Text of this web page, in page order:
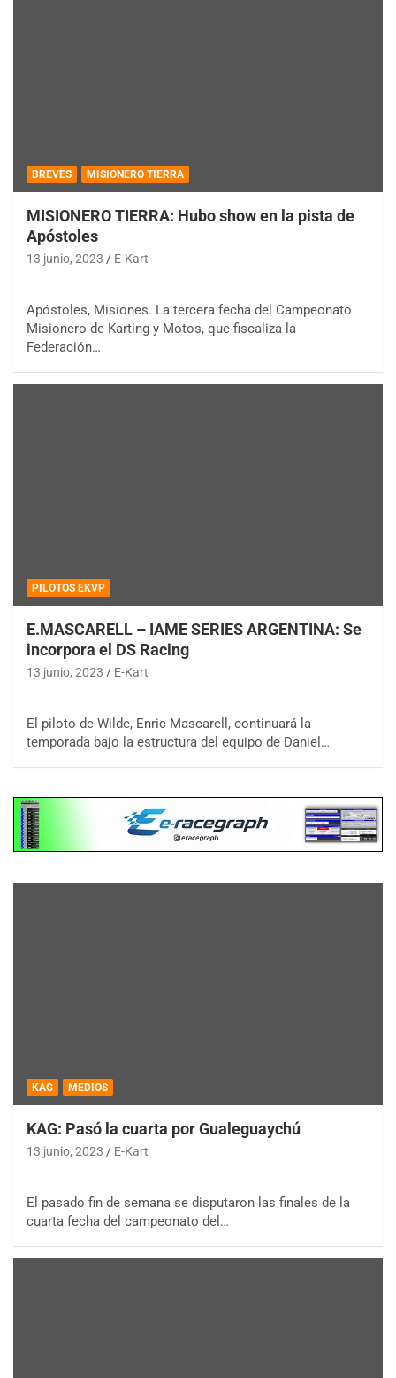
BREVES MISIONERO TIERRA
MISIONERO TIERRA: Hubo show en la pista de
Apóstoles
13 junio, 2023 E-Kart
Apóstoles, Misiones. La tercera fecha del Campeonato
Misionero de Karting y Motos, que fiscaliza la
Federación…
PILOTOS EKVP
E.MASCARELL – IAME SERIES ARGENTINA: Se
incorpora el DS Racing
13 junio, 2023 E-Kart
El piloto de Wilde, Enric Mascarell, continuará la
temporada bajo la estructura del equipo de Daniel…
KAG MEDIOS
KAG: Pasó la cuarta por Gualeguaychú
13 junio, 2023 E-Kart
El pasado fin de semana se disputaron las finales de la
cuarta fecha del campeonato del…